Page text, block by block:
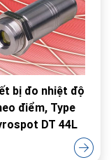
bị đo nhiệt độ
điểm, Type
DT 44L